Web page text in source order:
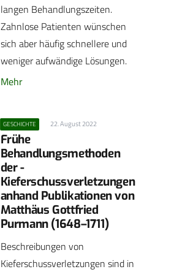
langen Behandlungszeiten.
Zahnlose Patienten wünschen
sich aber häufig schnellere und
weniger aufwändige Lösungen.
Mehr
GESCHICHTE 22. August 2022
Frühe
Behandlungsmethoden
der ­
Kieferschussverletzungen
anhand Publikationen von
Matthäus Gottfried
Purmann (1648–1711)
Beschreibungen von
Kieferschussverletzungen sind in